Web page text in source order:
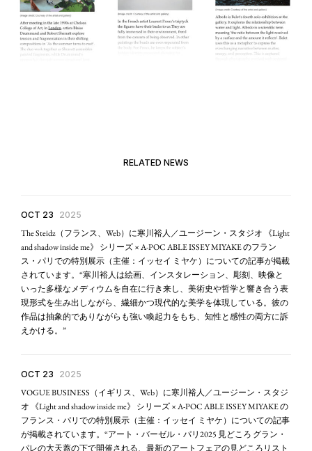
RELATED NEWS
OCT 23 2025
The Steidz（フランス、Web）に寒川裕人／ユージーン・スタジオ 《Light
and shadow inside me》 シリーズ × A-POC ABLE ISSEY MIYAKE のフラン
ス・パリでの特別展示（主催：イッセイ ミヤケ）についての記事が掲載
されています。“寒川裕人は絵画、インスタレーション、彫刻、映像と
いった多様なメディウムを自在に行き来し、美術史や哲学と響き合う表
現形式を生み出しながら、繊細かつ現代的な美学を体現している。彼の
作品は抽象的でありながらも強い喚起力をもち、知性と感性の両方に訴
えかける。”
OCT 23 2025
VOGUE BUSINESS（イギリス、Web）に寒川裕人／ユージーン・スタジ
オ 《Light and shadow inside me》 シリーズ × A-POC ABLE ISSEY MIYAKE の
フランス・パリでの特別展示（主催：イッセイ ミヤケ）についての記事
が掲載されています。“アート・バーゼル・パリ2025 見どころ グラン・
パレの大天蓋の下で開催される、最新のアートフェアの見どころリスト